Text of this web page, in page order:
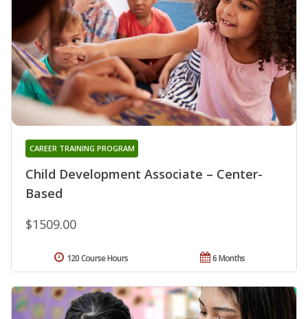
Child Development Associate – Center-
Based
CAREER TRAINING PROGRAM
$1509.00
6 Months
120 Course Hours